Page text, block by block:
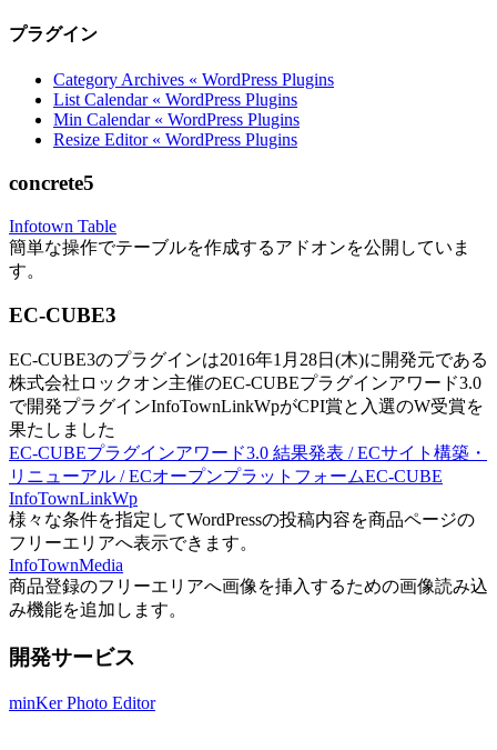
プラグイン
Category Archives « WordPress Plugins
List Calendar « WordPress Plugins
Min Calendar « WordPress Plugins
Resize Editor « WordPress Plugins
concrete5
Infotown Table
簡単な操作でテーブルを作成するアドオンを公開していま
す。
EC-CUBE3
EC-CUBE3のプラグインは2016年1月28日(木)に開発元である
株式会社ロックオン主催のEC-CUBEプラグインアワード3.0
で開発プラグインInfoTownLinkWpがCPI賞と入選のW受賞を
果たしました
EC-CUBEプラグインアワード3.0 結果発表 / ECサイト構築・
リニューアル / ECオープンプラットフォームEC-CUBE
InfoTownLinkWp
様々な条件を指定してWordPressの投稿内容を商品ページの
フリーエリアへ表示できます。
InfoTownMedia
商品登録のフリーエリアへ画像を挿入するための画像読み込
み機能を追加します。
開発サービス
minKer Photo Editor